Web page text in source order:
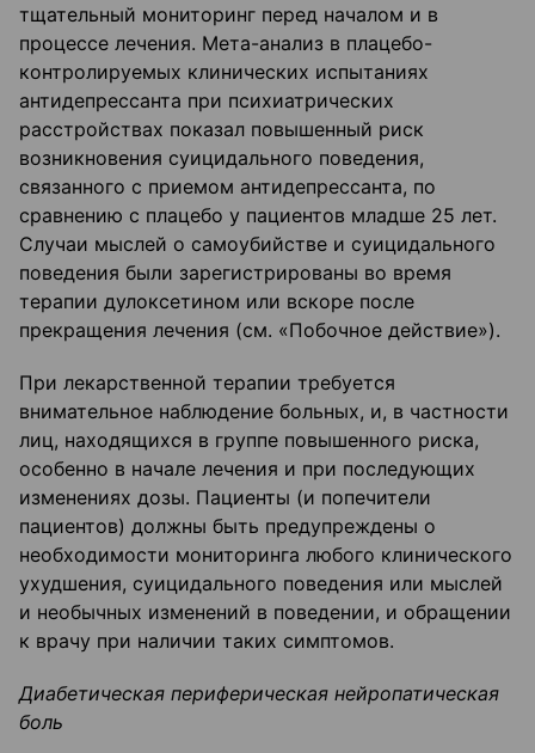
тщательный мониторинг перед началом и в
процессе лечения. Мета-анализ в плацебо-
контролируемых клинических испытаниях
антидепрессанта при психиатрических
расстройствах показал повышенный риск
возникновения суицидального поведения,
связанного с приемом антидепрессанта, по
сравнению с плацебо у пациентов младше 25 лет.
Случаи мыслей о самоубийстве и суицидального
поведения были зарегистрированы во время
терапии дулоксетином или вскоре после
прекращения лечения (см. «Побочное действие»).
При лекарственной терапии требуется
внимательное наблюдение больных, и, в частности
лиц, находящихся в группе повышенного риска,
особенно в начале лечения и при последующих
изменениях дозы. Пациенты (и попечители
пациентов) должны быть предупреждены о
необходимости мониторинга любого клинического
ухудшения, суицидального поведения или мыслей
и необычных изменений в поведении, и обращении
к врачу при наличии таких симптомов.
Диабетическая периферическая нейропатическая
боль